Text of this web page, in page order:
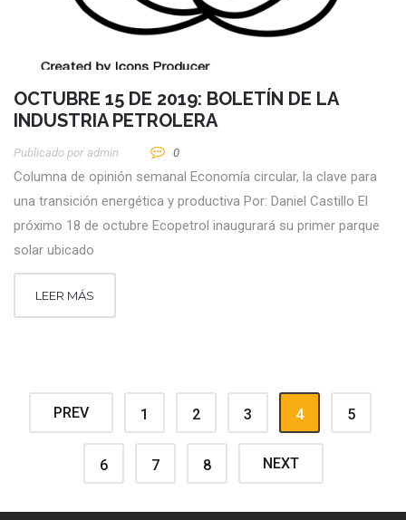
OCTUBRE 15 DE 2019: BOLETÍN DE LA
INDUSTRIA PETROLERA
Publicado por Admin 0
Columna de opinión semanal Economía circular, la clave para
una transición energética y productiva Por: Daniel Castillo El
próximo 18 de octubre Ecopetrol inaugurará su primer parque
solar ubicado
LEER MÁS
PREV 1 2 3 4 5
6 7 8 NEXT